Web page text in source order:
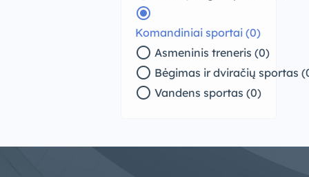
radio_button_checked
Komandiniai sportai (0)
radio_button_unchecked Asmeninis treneris (0)
radio_button_unchecked Bėgimas ir dviračių sportas
radio_button_unchecked Vandens sportas (0)